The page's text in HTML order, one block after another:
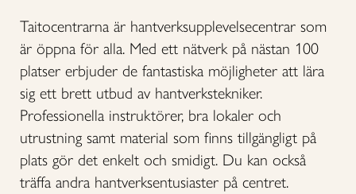
Taitocentrarna är hantverksupplevelsecentrar som
är öppna för alla. Med ett nätverk på nästan 100
platser erbjuder de fantastiska möjligheter att lära
sig ett brett utbud av hantverkstekniker.
Professionella instruktörer, bra lokaler och
utrustning samt material som finns tillgängligt på
plats gör det enkelt och smidigt. Du kan också
träffa andra hantverksentusiaster på centret.